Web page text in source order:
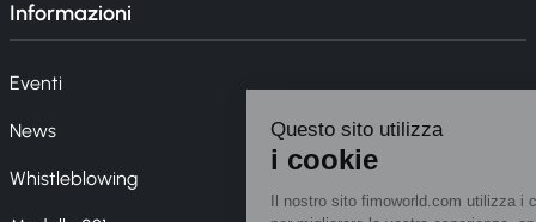
Informazioni
Eventi
News
Whistleblowing